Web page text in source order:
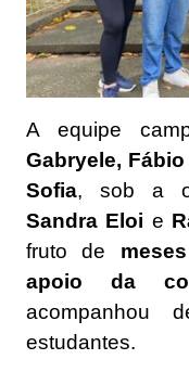
A equipe
Gabryele,
Sofia, sob a
Sandra Eloi e
fruto de
apoio da
acompanhou
estudantes.